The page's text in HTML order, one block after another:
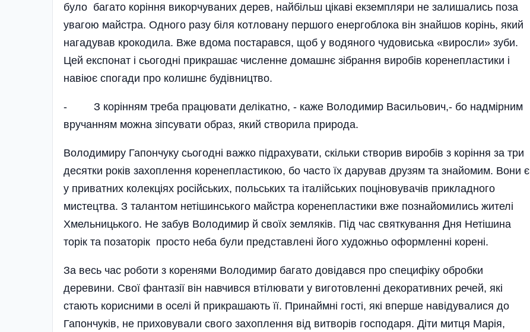
було багато коріння викорчуваних дерев, найбільш цікаві екземпляри не залишались поза
увагою майстра. Одного разу біля котловану першого енергоблока він знайшов корінь, який
нагадував крокодила. Вже вдома постарався, щоб у водяного чудовиська «виросли» зуби.
Цей експонат і сьогодні прикрашає численне домашнє зібрання виробів коренепластики і
навіює спогади про колишнє будівництво.
- З корінням треба працювати делікатно, - каже Володимир Васильович,- бо надмірним
вручанням можна зіпсувати образ, який створила природа.
Володимиру Гапончуку сьогодні важко підрахувати, скільки створив виробів з коріння за три
десятки років захоплення коренепластикою, бо часто їх дарував друзям та знайомим. Вони є
у приватних колекціях російських, польських та італійських поціновувачів прикладного
мистецтва. З талантом нетішинського майстра коренепластики вже познайомились жителі
Хмельницького. Не забув Володимир й своїх земляків. Під час святкування Дня Нетішина
торік та позаторік просто неба були представлені його художньо оформленні корені.
За весь час роботи з коренями Володимир багато довідався про специфіку обробки
деревини. Свої фантазії він навчився втілювати у виготовленні декоративних речей, які
стають корисними в оселі й прикрашають її. Принаймні гості, які вперше навідувалися до
Гапончуків, не приховували свого захоплення від витворів господаря. Діти митця Марія,